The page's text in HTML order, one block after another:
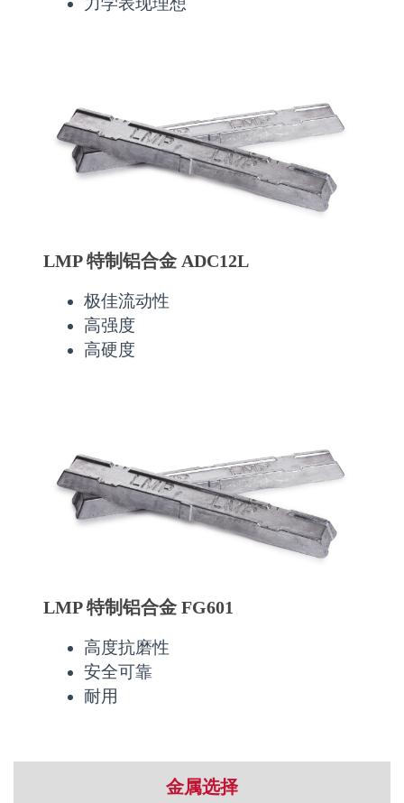
LMP 特制铝合金 ADC12L
极佳流动性
高强度
高硬度
LMP 特制铝合金 FG601
高度抗磨性
安全可靠
耐用
金属选择